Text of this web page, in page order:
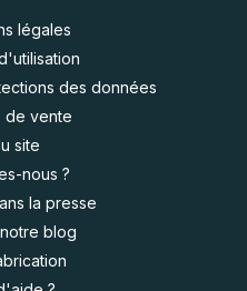
légales
des données
de vente
site
nous ?
la presse
blog